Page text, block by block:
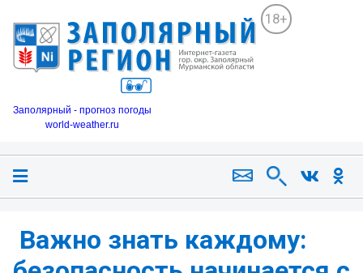
18+
Заполярный - прогноз погоды
world-weather.ru
️ Важно знать каждому: